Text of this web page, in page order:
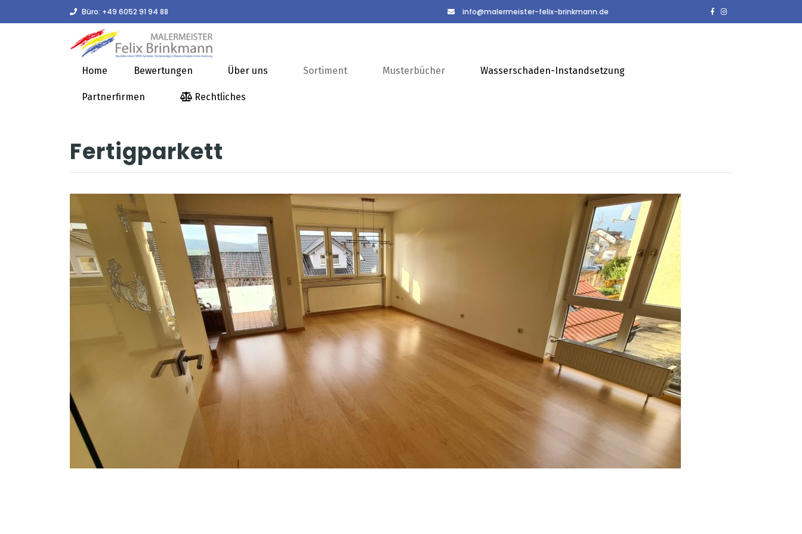
Büro: +49 6052 91 94 88 info@malermeister-felix-brinkmann.de
Home Bewertungen Über uns Sortiment Musterbücher Wasserschaden-Instandsetzung
Partnerfirmen Rechtliches
Fertigparkett